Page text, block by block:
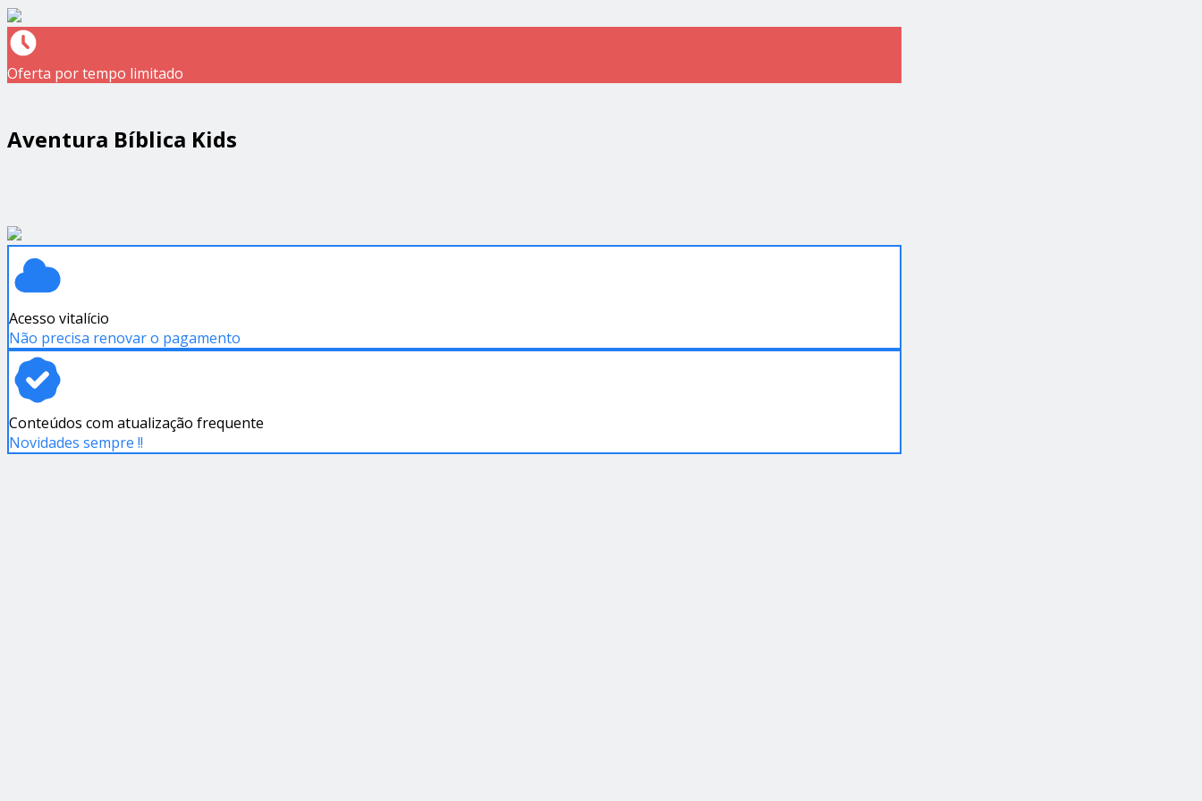
Oferta por tempo limitado
Aventura Bíblica Kids
Acesso vitalício
Não precisa renovar o pagamento
Conteúdos com atualização frequente
Novidades sempre !!